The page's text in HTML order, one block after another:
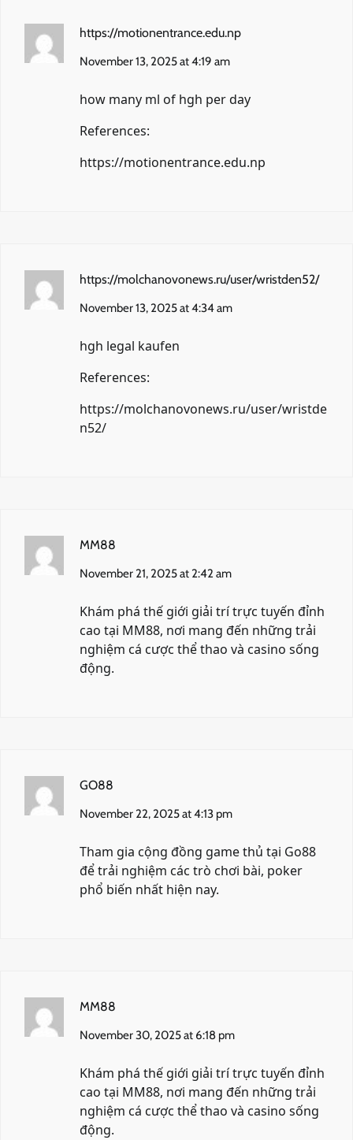
https://motionentrance.edu.np
November 13, 2025 at 4:19 am
how many ml of hgh per day
References:
https://motionentrance.edu.np
https://molchanovonews.ru/user/wristden52/
November 13, 2025 at 4:34 am
hgh legal kaufen
References:
https://molchanovonews.ru/user/wristde
n52/
MM88
November 21, 2025 at 2:42 am
Khám phá thế giới giải trí trực tuyến đỉnh
cao tại MM88, nơi mang đến những trải
nghiệm cá cược thể thao và casino sống
động.
GO88
November 22, 2025 at 4:13 pm
Tham gia cộng đồng game thủ tại Go88
để trải nghiệm các trò chơi bài, poker
phổ biến nhất hiện nay.
MM88
November 30, 2025 at 6:18 pm
Khám phá thế giới giải trí trực tuyến đỉnh
cao tại MM88, nơi mang đến những trải
nghiệm cá cược thể thao và casino sống
động.